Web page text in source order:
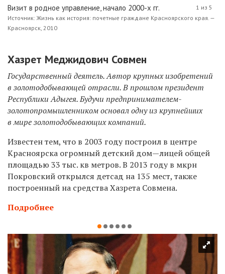
Визит в родное управление, начало 2000-х гг.
Источник: Жизнь как история: почетные граждане Красноярского края. —
Красноярск, 2010
1 из 5
Хазрет Меджидович Совмен
Государственный деятель. Автор крупных изобретений
в золотодобывающей отрасли. В прошлом президент
Республики Адыгея. Будучи предпринимателем-
золотопромышленником основал одну из крупнейших
в мире золотодобывающих компаний.
Известен тем, что в 2003 году построил в центре
Красноярска огромный детский дом—лицей общей
площадью 33 тыс. кв метров. В 2013 году в мкрн
Покровский открылся детсад на 135 мест, также
построенный на средства Хазрета Совмена.
Подробнее